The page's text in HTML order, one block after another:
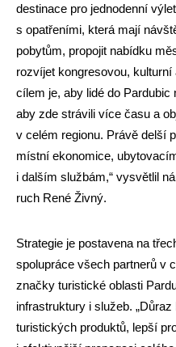
destinace pro jednodenní
s opatřeními, která mají
pobytům, propojit nabídku
rozvíjet kongresovou,
cílem je, aby lidé do Pardubic
aby zde strávili více času a
v celém regionu. Právě delší
místní ekonomice,
i dalším službám,“ vysvětlil
ruch René Živný.
Strategie je postavena na
spolupráce všech partnerů v
značky turistické oblasti
infrastruktury i služeb.
turistických produktů, lepší